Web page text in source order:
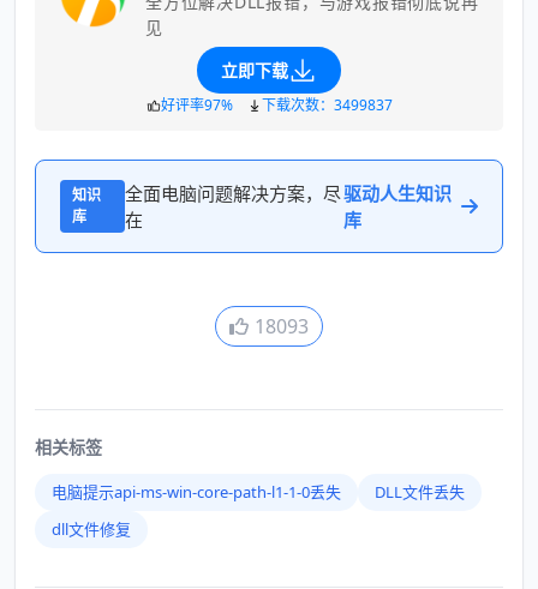
见
立即下载
好评率97% 下载次数：3499837
知识
库
全面电脑问题解决方案，尽
在
驱动人生知识
库
18093
相关标签
电脑提示api-ms-win-core-path-l1-1-0丢失
DLL文件丢失
dll文件修复